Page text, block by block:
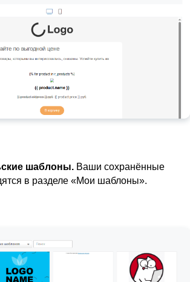
шаблоны. Ваши сохранённые
в разделе «Мои шаблоны».